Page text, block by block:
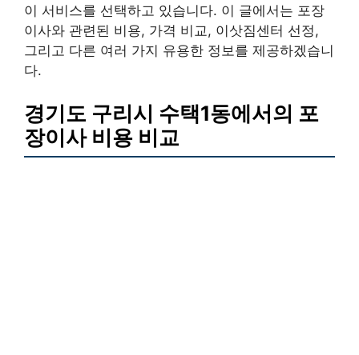
이 서비스를 선택하고 있습니다. 이 글에서는 포장
이사와 관련된 비용, 가격 비교, 이삿짐센터 선정,
그리고 다른 여러 가지 유용한 정보를 제공하겠습니
다.
경기도 구리시 수택1동에서의 포
장이사 비용 비교